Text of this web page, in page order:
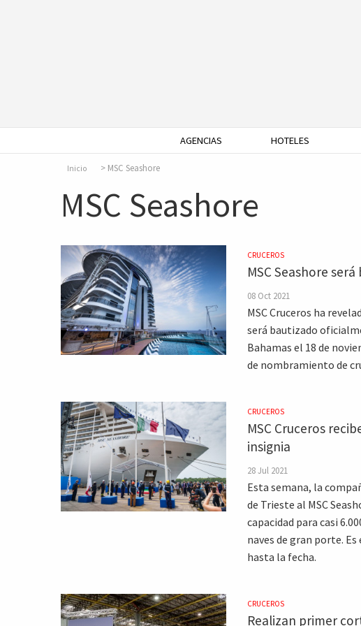
AGENCIAS HOTELES
Inicio MSC Seashore
MSC Seashore
CRUCEROS
MSC Seashore
08 Oct 2021
MSC Cruceros ha
será bautizado
Bahamas el 18 de
de nombramiento de
CRUCEROS
MSC Cruceros
insignia
28 Jul 2021
Esta semana, la
de Trieste al MSC
capacidad para casi
naves de gran porte.
hasta la fecha.
CRUCEROS
Realizan primer